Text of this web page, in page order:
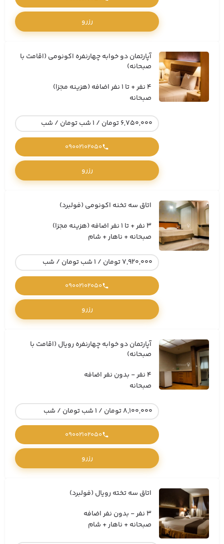
رزرو
آپارتمان دو خوابه چهارنفره اکونومی (اقامت با
صبحانه)
4 نفر + تا 1 نفر اضافه (هزینه مجزا)
صبحانه
6,750,000 تومان / 1 شب تومان / شب
09002102050
رزرو
اتاق سه تخنه اکونومی (فولبرد)
3 نفر + تا 1 نفر اضافه (هزینه مجزا)
صبحانه + ناهار + شام
7,920,000 تومان / 1 شب تومان / شب
09002102050
رزرو
آپارتمان دو خوابه چهارنفره رویال (اقامت با
صبحانه)
4 نفر - بدون نفر اضافه
صبحانه
8,100,000 تومان / 1 شب تومان / شب
09002102050
رزرو
اتاق سه تخته رویال (فولبرد)
3 نفر - بدون نفر اضافه
صبحانه + ناهار + شام